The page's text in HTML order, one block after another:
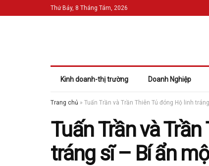
Thứ Bảy, 8 Tháng Tám, 2026
Kinh doanh-thị trường Doanh Nghiệp
Trang chủ » Tuấn Trần và Trần Thiên Tú đóng Hộ linh
Tuấn Trần và
tráng sĩ – Bí ẩn